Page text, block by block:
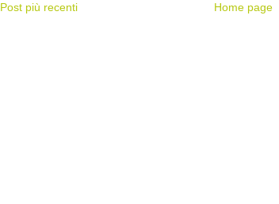
Post più recenti Home page